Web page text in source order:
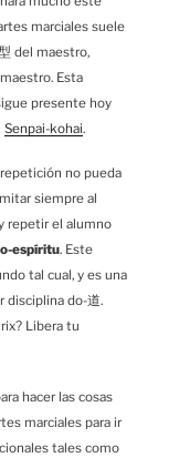
marciales suele
del maestro,
Esta
presente hoy
Senpai-kohai.
no pueda
siempre al
repetir el alumno
espíritu. Este
tal cual, y es una
disciplina do-道.
Libera tu
hacer las cosas
marciales para ir
tales como